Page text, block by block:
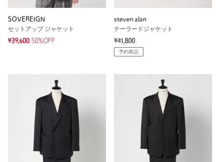
SOVEREIGN
セットアップ ジャケット
¥39,600 50%OFF
steven alan
テーラードジャケット
¥41,800
予約商品